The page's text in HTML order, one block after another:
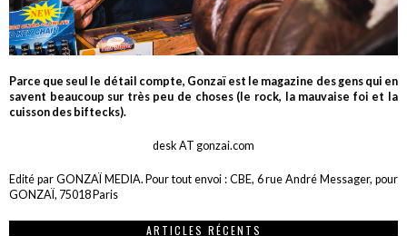
Parce que seul le détail compte, Gonzaï est le magazine des gens qui en
savent beaucoup sur très peu de choses (le rock, la mauvaise foi et la
cuisson des biftecks).
desk AT gonzai.com
Edité par GONZAÏ MEDIA. Pour tout envoi : CBE, 6 rue André Messager, pour
GONZAÏ, 75018 Paris
ARTICLES RÉCENTS